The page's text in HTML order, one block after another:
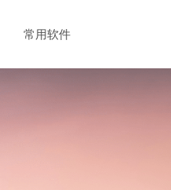
常用软件